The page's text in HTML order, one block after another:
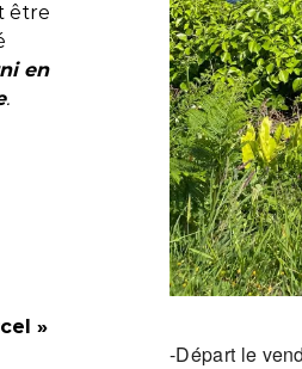
être
en
.
»
-Départ le